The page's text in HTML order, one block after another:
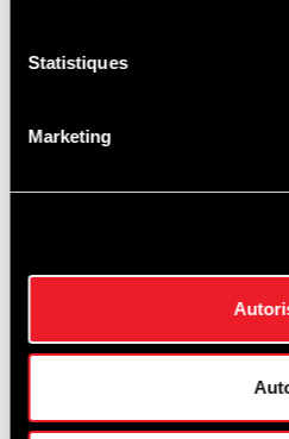
Statistiques
Marketing